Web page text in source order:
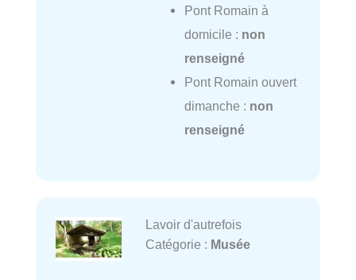
Pont Romain à
domicile : non
renseigné
Pont Romain ouvert
dimanche : non
renseigné
Lavoir d'autrefois
Catégorie : Musée